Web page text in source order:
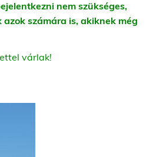
nem szükséges,
számára is, akiknek még
várlak!